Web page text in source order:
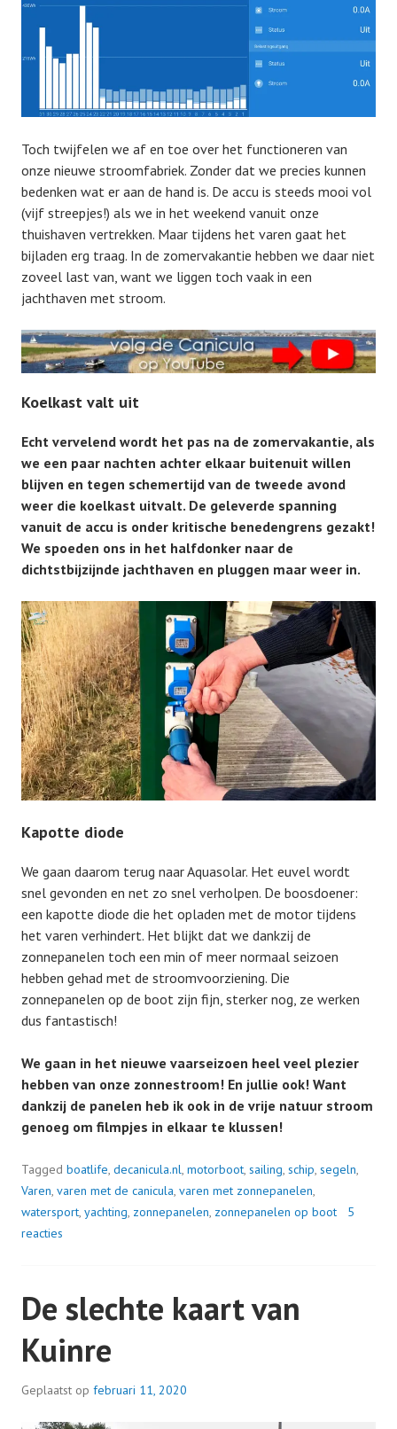
Toch twijfelen we af en toe over het functioneren van
onze nieuwe stroomfabriek. Zonder dat we precies kunnen
bedenken wat er aan de hand is. De accu is steeds mooi vol
(vijf streepjes!) als we in het weekend vanuit onze
thuishaven vertrekken. Maar tijdens het varen gaat het
bijladen erg traag. In de zomervakantie hebben we daar niet
zoveel last van, want we liggen toch vaak in een
jachthaven met stroom.
Koelkast valt uit
Echt vervelend wordt het pas na de zomervakantie, als
we een paar nachten achter elkaar buitenuit willen
blijven en tegen schemertijd van de tweede avond
weer die koelkast uitvalt. De geleverde spanning
vanuit de accu is onder kritische benedengrens gezakt!
We spoeden ons in het halfdonker naar de
dichtstbijzijnde jachthaven en pluggen maar weer in.
Kapotte diode
We gaan daarom terug naar Aquasolar. Het euvel wordt
snel gevonden en net zo snel verholpen. De boosdoener:
een kapotte diode die het opladen met de motor tijdens
het varen verhindert. Het blijkt dat we dankzij de
zonnepanelen toch een min of meer normaal seizoen
hebben gehad met de stroomvoorziening. Die
zonnepanelen op de boot zijn fijn, sterker nog, ze werken
dus fantastisch!
We gaan in het nieuwe vaarseizoen heel veel plezier
hebben van onze zonnestroom! En jullie ook! Want
dankzij de panelen heb ik ook in de vrije natuur stroom
genoeg om filmpjes in elkaar te klussen!
Tagged boatlife, decanicula.nl, motorboot, sailing, schip, segeln,
Varen, varen met de canicula, varen met zonnepanelen,
watersport, yachting, zonnepanelen, zonnepanelen op boot
5
reacties
De slechte kaart van
Kuinre
Geplaatst op februari 11, 2020